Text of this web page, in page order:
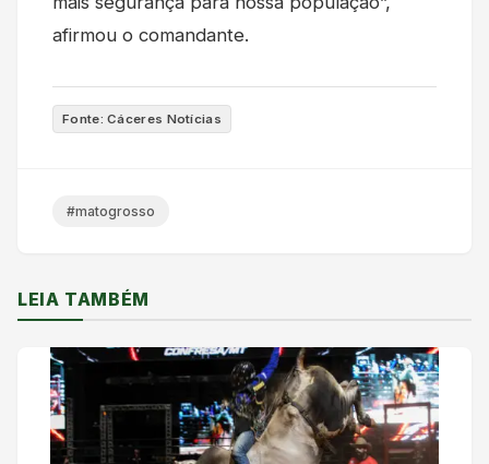
afirmou o comandante.
Fonte: Cáceres Notícias
#matogrosso
LEIA TAMBÉM